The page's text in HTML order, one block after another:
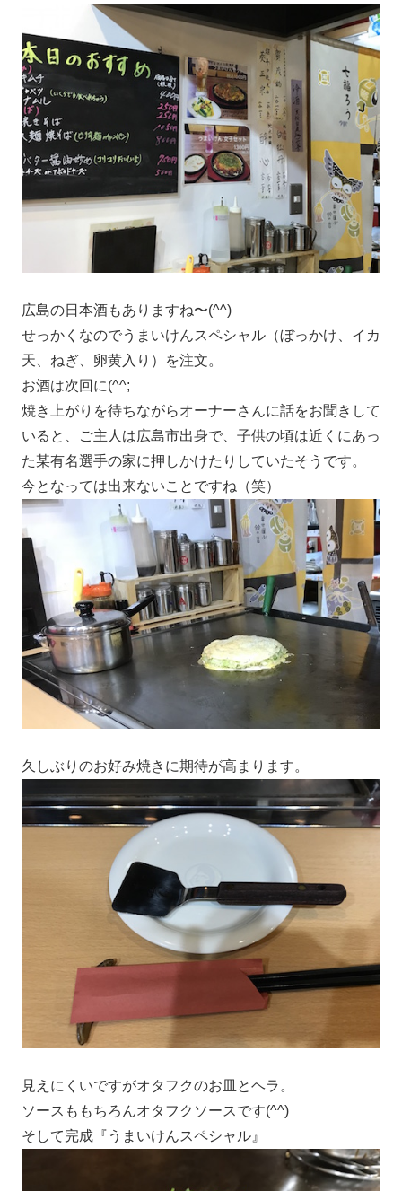
広島の日本酒もありますね〜(^^)
せっかくなのでうまいけんスペシャル（ぼっかけ、イカ
天、ねぎ、卵黄入り）を注文。
お酒は次回に(^^;
焼き上がりを待ちながらオーナーさんに話をお聞きして
いると、ご主人は広島市出身で、子供の頃は近くにあっ
た某有名選手の家に押しかけたりしていたそうです。
今となっては出来ないことですね（笑）
久しぶりのお好み焼きに期待が高まります。
見えにくいですがオタフクのお皿とヘラ。
ソースももちろんオタフクソースです(^^)
そして完成『うまいけんスペシャル』